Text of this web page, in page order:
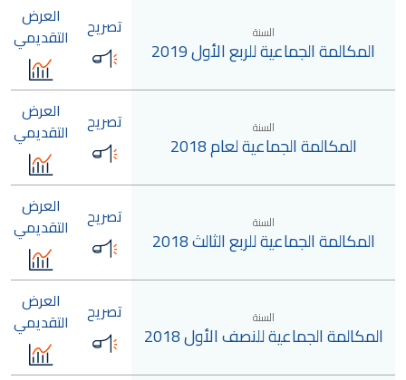
السنة
المكالمة الجماعية للربع الأول 2019
تصريح
العرض
التقديمي
السنة
المكالمة الجماعية لعام 2018
تصريح
العرض
التقديمي
السنة
المكالمة الجماعية للربع الثالث 2018
تصريح
العرض
التقديمي
السنة
المكالمة الجماعية للنصف الأول 2018
تصريح
العرض
التقديمي